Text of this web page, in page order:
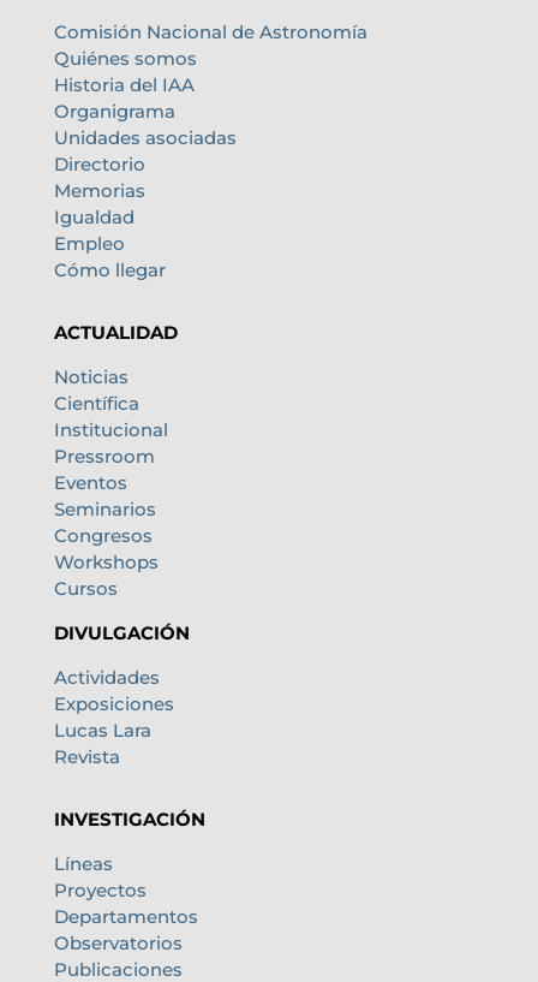
Comisión Nacional de Astronomía
Quiénes somos
Historia del IAA
Organigrama
Unidades asociadas
Directorio
Memorias
Igualdad
Empleo
Cómo llegar
ACTUALIDAD
Noticias
Científica
Institucional
Pressroom
Eventos
Seminarios
Congresos
Workshops
Cursos
DIVULGACIÓN
Actividades
Exposiciones
Lucas Lara
Revista
INVESTIGACIÓN
Líneas
Proyectos
Departamentos
Observatorios
Publicaciones